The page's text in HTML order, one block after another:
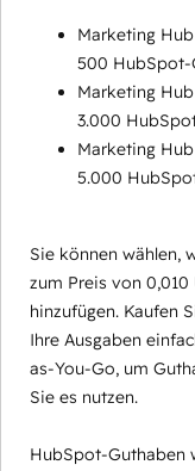
Marketing
500 HubSpot-
Marketing
3.000
Marketing
5.000
Sie können wählen,
zum Preis von
hinzufügen. Kaufen
Ihre Ausgaben
as-You-Go, um
Sie es nutzen.
HubSpot-Guthaben